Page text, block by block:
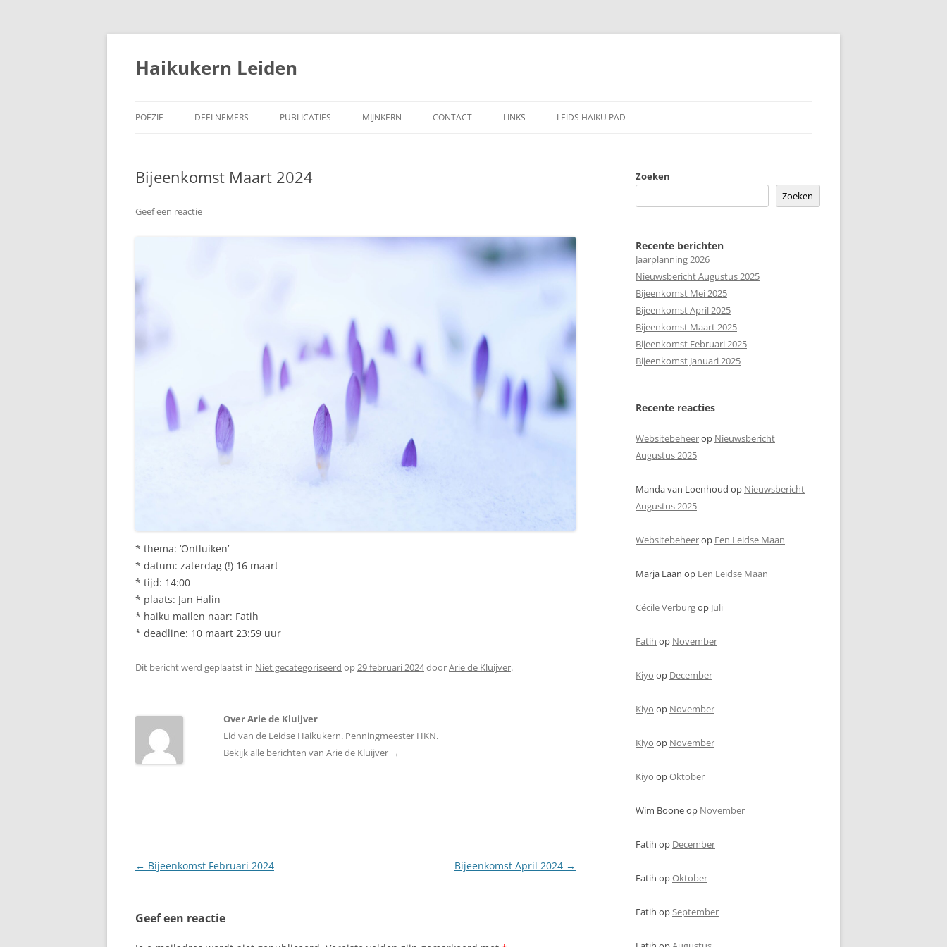
Ga
inhoud
Haikukern Leiden
POËZIE DEELNEMERS PUBLICATIES
EEN LEIDSE MAAN
MIJNKERN CONTACT LINKS LEIDS HAIKU PAD
Bijeenkomst Maart 2024
Geef een reactie
* thema: ‘Ontluiken’
* datum: zaterdag (!) 16 maart
* tijd: 14:00
* plaats: Jan Halin
* haiku mailen naar: Fatih
* deadline: 10 maart 23:59 uur
Dit bericht werd geplaatst in Niet gecategoriseerd op29 februari 2024doorArie de Kluijver.
Over Arie de Kluijver
Lid van de Leidse Haikukern. Penningmeester HKN.
Bekijk alle berichten van Arie de Kluijver →
Berichtnavigatie
← Bijeenkomst Februari 2024 Bijeenkomst April 2024 →
Geef een reactie
Zoeken
Zoeken
Recente berichten
Jaarplanning 2026
Nieuwsbericht Augustus 2025
Bijeenkomst Mei 2025
Bijeenkomst April 2025
Bijeenkomst Maart 2025
Bijeenkomst Februari 2025
Bijeenkomst Januari 2025
Recente reacties
Websitebeheerop Nieuwsbericht
Augustus 2025
Manda van Loenhoud op Nieuwsbericht
Augustus 2025
Websitebeheerop Een Leidse Maan
Marja Laan op Een Leidse Maan
Cécile Verburgop Juli
Fatih op November
Kiyo op December
Kiyo op November
Kiyo op November
Kiyo opOktober
Wim Booneop November
Fatih op December
Fatih opOktober
Fatih opSeptember